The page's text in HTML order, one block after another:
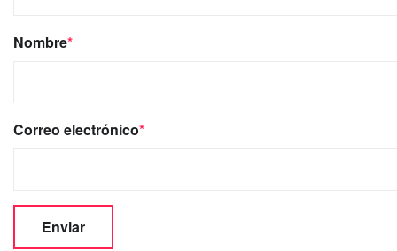
Nombre*
Correo electrónico*